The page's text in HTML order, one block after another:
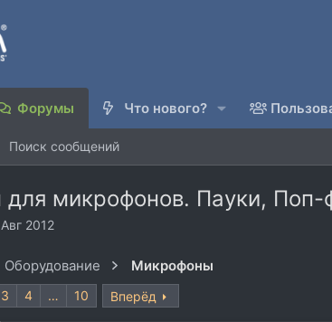
Форумы Что нового?
Поиск сообщений
для микрофонов. Пауки,
2012
Оборудование Микрофоны
3 4 … 10 Вперёд